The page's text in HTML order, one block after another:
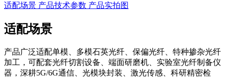
适配场景 产品技术参数 产品实拍图
适配场景
产品广泛适配单模、多模石英光纤、保偏光纤、特种掺杂光纤
加工，可配套光纤切割设备、端面研磨机、实验室光纤制备仪
器，深耕5G/6G通信、光模块封装、激光传感、科研精密检